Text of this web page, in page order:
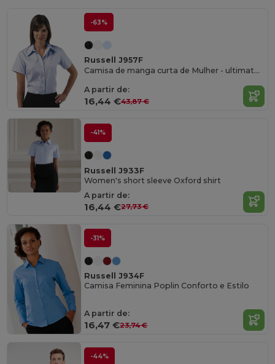
-63%
Russell J957F
Camisa de manga curta de Mulher - ultimate non-iron
A partir de:
16,44 €43,87 €
-41%
Russell J933F
Women's short sleeve Oxford shirt
A partir de:
16,44 €27,73 €
-31%
Russell J934F
Camisa Feminina Poplin Conforto e Estilo
A partir de:
16,47 €23,74 €
-44%